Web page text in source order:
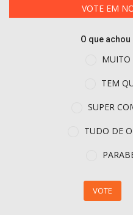
VOTE EM
O que
MUITO
TEM
SUPER
TUDO DE
VOTE